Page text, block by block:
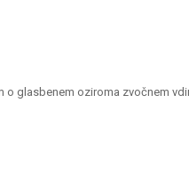
glasbenem oziroma zvočnem